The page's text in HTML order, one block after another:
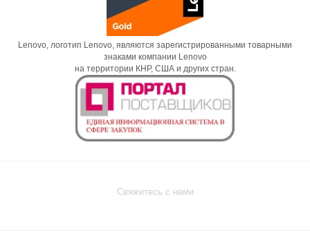
Lenovo, логотип Lenovo, являются зарегистрированными товарными
знаками компании Lenovo
на территории КНР, США и других стран.
Свяжитесь с нами